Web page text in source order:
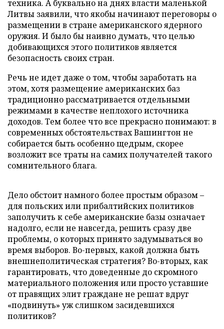
техника. А буквально на днях власти маленькой
Литвы заявили, что якобы начинают переговоры о
размещении в стране американского ядерного
оружия. И было бы наивно думать, что целью
добивающихся этого политиков является
безопасность своих стран.
Речь не идет даже о том, чтобы заработать на
этом, хотя размещение американских баз
традиционно рассматривается отдельными
режимами в качестве неплохого источника
доходов. Тем более что все прекрасно понимают: в
современных обстоятельствах Вашингтон не
собирается быть особенно щедрым, скорее
возложит все траты на самих получателей такого
сомнительного блага.
Дело обстоит намного более простым образом –
для польских или прибалтийских политиков
заполучить к себе американские базы означает
надолго, если не навсегда, решить сразу две
проблемы, о которых принято задумываться во
время выборов. Во-первых, какой должна быть
внешнеполитическая стратегия? Во-вторых, как
гарантировать, что доведенные до скромного
материального положения или просто уставшие
от правящих элит граждане не решат вдруг
«подвинуть» уж слишком засидевшихся
политиков?